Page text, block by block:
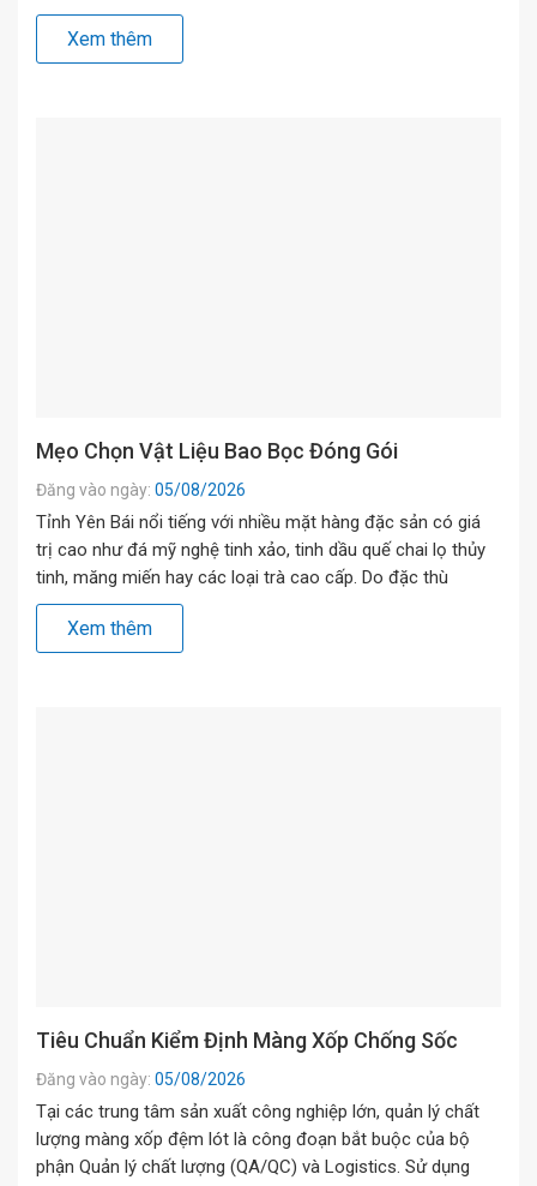
tỉnh về miền xuôi, việc lựa chọn đúng loại vật liệu bao bọc
đóng vai trò quyết […]
Xem thêm
Mẹo Chọn Vật Liệu Bao Bọc Đóng Gói
Đăng vào ngày: 05/08/2026
Tỉnh Yên Bái nổi tiếng với nhiều mặt hàng đặc sản có giá
trị cao như đá mỹ nghệ tinh xảo, tinh dầu quế chai lọ thủy
tinh, măng miến hay các loại trà cao cấp. Do đặc thù
đường xa và vận chuyển liên tỉnh qua các tuyến cao tốc lẫn
đường đèo, khâu […]
Xem thêm
Tiêu Chuẩn Kiểm Định Màng Xốp Chống Sốc
Đăng vào ngày: 05/08/2026
Tại các trung tâm sản xuất công nghiệp lớn, quản lý chất
lượng màng xốp đệm lót là công đoạn bắt buộc của bộ
phận Quản lý chất lượng (QA/QC) và Logistics. Sử dụng